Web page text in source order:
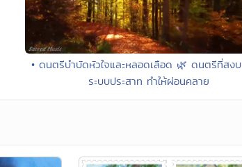
• ดนตรีบำบัดหัวใจและหลอดเลือด 🌿 ดนตรีที่ส
ระบบประสาท ทำให้ผ่อนคลาย